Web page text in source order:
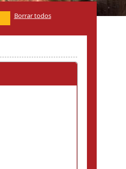
Borrar todos